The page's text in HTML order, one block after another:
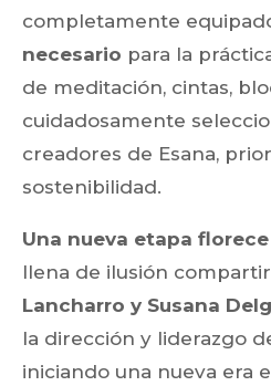
completamente
necesario para la
de meditación, cintas,
cuidadosamente
creadores de Esana,
sostenibilidad.
Una nueva etapa florece
llena de ilusión
Lancharro y Susana
la dirección y liderazgo
iniciando una nueva era